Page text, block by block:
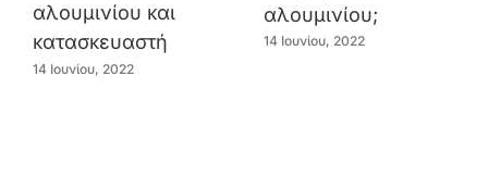
αλουμινίου και
κατασκευαστή
14 Ιουνίου, 2022
αλουμινίου;
14 Ιουνίου, 2022